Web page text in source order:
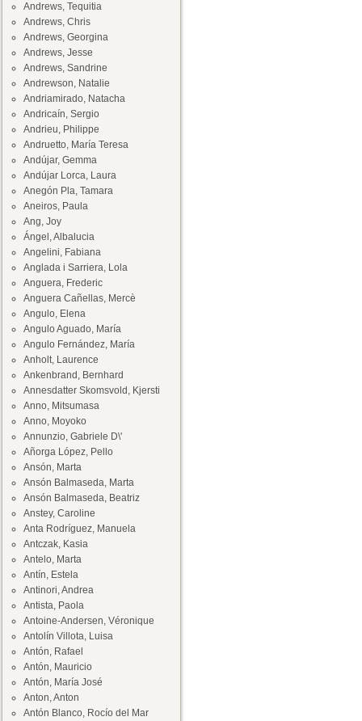
Andrews, Tequitia
Andrews, Chris
Andrews, Georgina
Andrews, Jesse
Andrews, Sandrine
Andrewson, Natalie
Andriamirado, Natacha
Andricaín, Sergio
Andrieu, Philippe
Andruetto, María Teresa
Andújar, Gemma
Andújar Lorca, Laura
Anegón Pla, Tamara
Aneiros, Paula
Ang, Joy
Ángel, Albalucia
Angelini, Fabiana
Anglada i Sarriera, Lola
Anguera, Frederic
Anguera Cañellas, Mercè
Angulo, Elena
Angulo Aguado, María
Angulo Fernández, María
Anholt, Laurence
Ankenbrand, Bernhard
Annesdatter Skomsvold, Kjersti
Anno, Mitsumasa
Anno, Moyoko
Annunzio, Gabriele D\'
Añorga López, Pello
Ansón, Marta
Ansón Balmaseda, Marta
Ansón Balmaseda, Beatriz
Anstey, Caroline
Anta Rodríguez, Manuela
Antczak, Kasia
Antelo, Marta
Antín, Estela
Antinori, Andrea
Antista, Paola
Antoine-Andersen, Véronique
Antolín Villota, Luisa
Antón, Rafael
Antón, Mauricio
Antón, María José
Anton, Anton
Antón Blanco, Rocío del Mar